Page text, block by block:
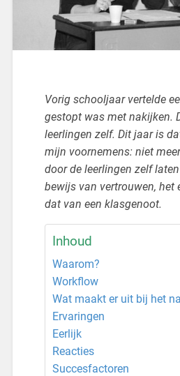
Vorig schooljaar vertelde
gestopt was met nakijken.
leerlingen zelf. Dit jaar is
mijn voornemens: niet
door de leerlingen zelf
bewijs van vertrouwen, het
dat van een klasgenoot.
Inhoud
Waarom?
Workflow
Wat maakt er uit bij het
Ervaringen
Eerlijk
Reacties
Succesfactoren